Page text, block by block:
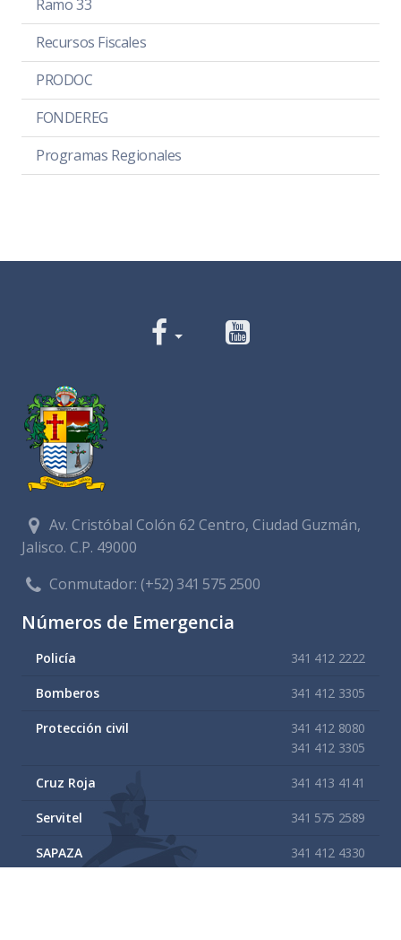
Ramo 33
Recursos Fiscales
PRODOC
FONDEREG
Programas Regionales
Av. Cristóbal Colón 62 Centro, Ciudad Guzmán,
Jalisco. C.P. 49000
Conmutador:(+52) 341 575 2500
Números de Emergencia
Policía 341 412 2222
Bomberos 341 412 3305
Protección civil
341 412 8080
341 412 3305
Cruz Roja 341 413 4141
Servitel 341 575 2589
SAPAZA
341 412 4330
341 412 2983